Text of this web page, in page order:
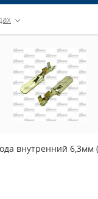
внутренний